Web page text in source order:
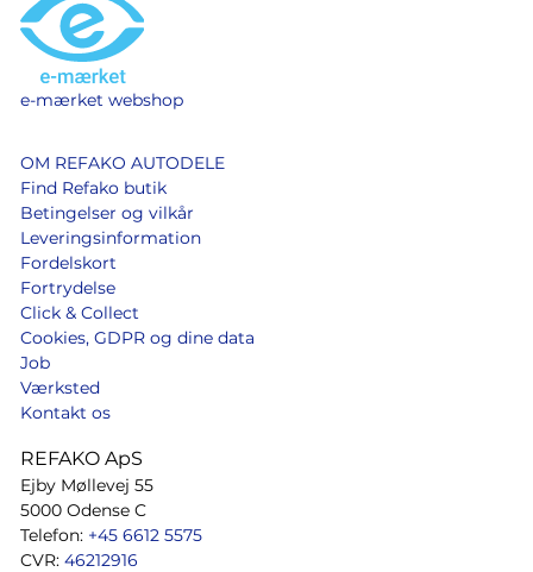
e-mærket webshop
OM REFAKO AUTODELE
Find Refako butik
Betingelser og vilkår
Leveringsinformation
Fordelskort
Fortrydelse
Click & Collect
Cookies, GDPR og dine data
Job
Værksted
Kontakt os
REFAKO ApS
Ejby Møllevej 55
5000 Odense C
Telefon: +45 6612 5575
CVR: 46212916